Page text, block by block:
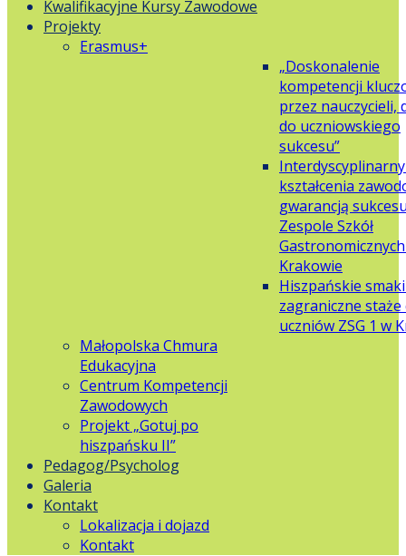
Kwalifikacyjne Kursy Zawodowe
Projekty
Erasmus+
„Doskonalenie
kompetencji
przez nauczycieli,
do uczniowskiego
sukcesu”
kształcenia
gwarancją
Zespole Szkół
Krakowie
Hiszpańskie
zagraniczne staże
uczniów ZSG 1 w
Małopolska Chmura
Edukacyjna
Centrum Kompetencji
Zawodowych
Projekt „Gotuj po
hiszpańsku II”
Pedagog/Psycholog
Galeria
Kontakt
Lokalizacja i dojazd
Kontakt